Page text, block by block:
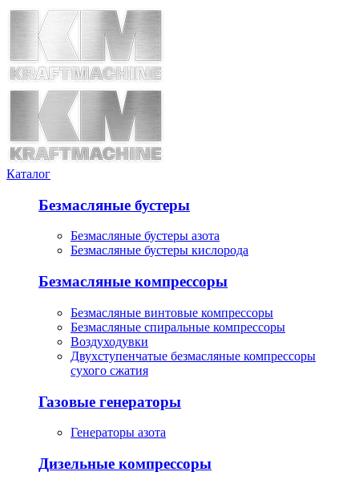
Каталог
Безмасляные бустеры
Безмасляные бустеры азота
Безмасляные бустеры кислорода
Безмасляные компрессоры
Безмасляные винтовые компрессоры
Безмасляные спиральные компрессоры
Воздуходувки
Двухступенчатые безмасляные компрессоры
сухого сжатия
Газовые генераторы
Генераторы азота
Дизельные компрессоры